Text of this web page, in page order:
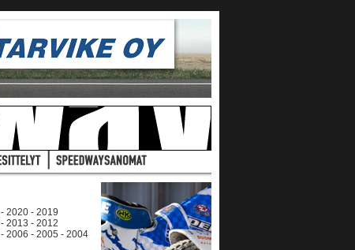
- 2020 - 2019
- 2013 - 2012
- 2006 - 2005 - 2004